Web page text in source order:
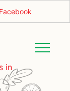
Facebook
in